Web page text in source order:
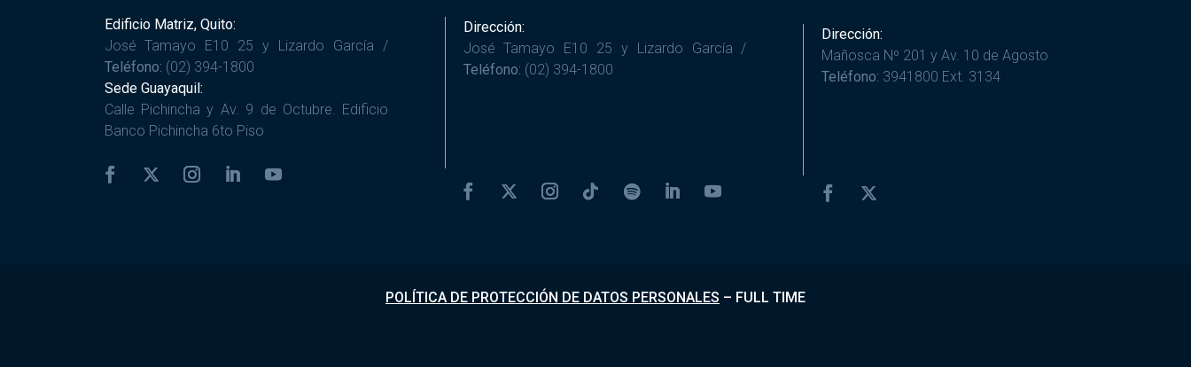
Edificio Matriz, Quito:
José Tamayo E10 25 y Lizardo García /
Teléfono: (02) 394-1800
Sede Guayaquil:
Calle Pichincha y Av. 9 de Octubre. Edificio
Banco Pichincha 6to Piso
Dirección:
José Tamayo E10 25 y Lizardo García /
Teléfono: (02) 394-1800
Dirección:
Mañosca Nº 201 y Av. 10 de Agosto
Teléfono: 3941800 Ext. 3134
POLÍTICA DE PROTECCIÓN DE DATOS PERSONALES – FULL TIME